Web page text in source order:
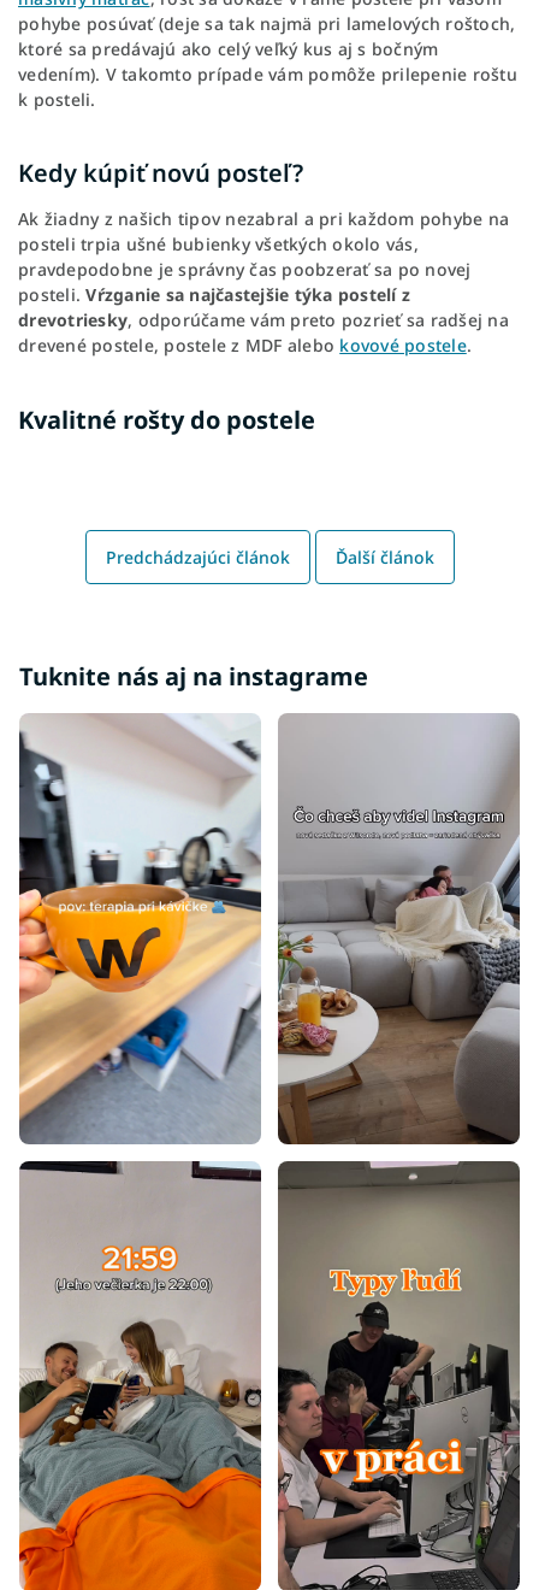
pohybe posúvať (deje sa tak najmä pri lamelových roštoch,
ktoré sa predávajú ako celý veľký kus aj s bočným
vedením). V takomto prípade vám pomôže prilepenie roštu
k posteli.
Kedy kúpiť novú posteľ?
Ak žiadny z našich tipov nezabral a pri každom pohybe na
posteli trpia ušné bubienky všetkých okolo vás,
pravdepodobne je správny čas poobzerať sa po novej
posteli.Vŕzganie sa najčastejšie týka postelí z
drevotriesky, odporúčame vám preto pozrieť sa radšej na
drevené postele, postele z MDF alebo kovové postele.
Kvalitné rošty do postele
Predchádzajúci článok Ďalší článok
Tuknite nás aj na instagrame